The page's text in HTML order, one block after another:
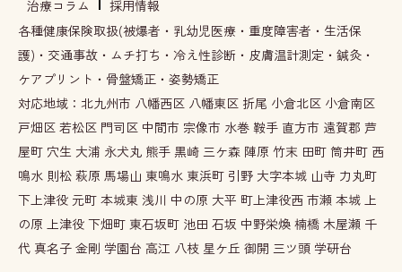
治療コラム
採用情報
各種健康保険取扱(被爆者・乳幼児医療・重度障害者・生活保
護)・交通事故・ムチ打ち・冷え性診断・皮膚温計測定・鍼灸・
ケアプリント・骨盤矯正・姿勢矯正
対応地域：北九州市 八幡西区 八幡東区 折尾 小倉北区 小倉南区
戸畑区 若松区 門司区 中間市 宗像市 水巻 鞍手 直方市 遠賀郡 芦
屋町 穴生 大浦 永犬丸 熊手 黒崎 三ケ森 陣原 竹末 田町 筒井町 西
鳴水 則松 萩原 馬場山 東鳴水 東浜町 引野 大字本城 山寺 力丸町
下上津役 元町 本城東 浅川 中の原 大平 町上津役西 市瀬 本城 上
の原 上津役 下畑町 東石坂町 池田 石坂 中野栄煥 楠橋 木屋瀬 千
代 真名子 金剛 学園台 高江 八枝 星ケ丘 御開 三ツ頭 学研台